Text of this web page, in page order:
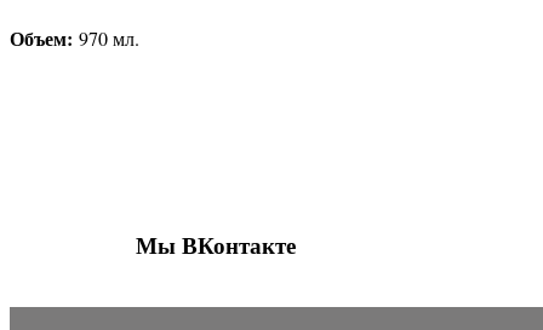
Объем: 970 мл.
Мы ВКонтакте